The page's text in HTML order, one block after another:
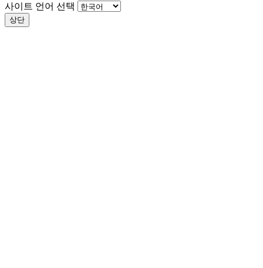
사이트 언어 선택
상단